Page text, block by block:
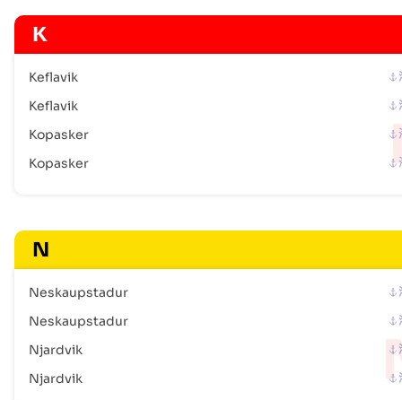
K
Keflavik
Keflavik
Kopasker
Kopasker
N
Neskaupstadur
Neskaupstadur
Njardvik
Njardvik